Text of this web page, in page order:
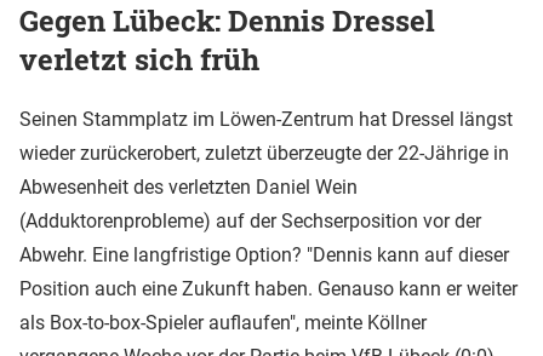
Gegen Lübeck: Dennis Dressel
verletzt sich früh
Seinen Stammplatz im Löwen-Zentrum hat Dressel längst
wieder zurückerobert, zuletzt überzeugte der 22-Jährige in
Abwesenheit des verletzten Daniel Wein
(Adduktorenprobleme) auf der Sechserposition vor der
Abwehr. Eine langfristige Option? "Dennis kann auf dieser
Position auch eine Zukunft haben. Genauso kann er weiter
als Box-to-box-Spieler auflaufen", meinte Köllner